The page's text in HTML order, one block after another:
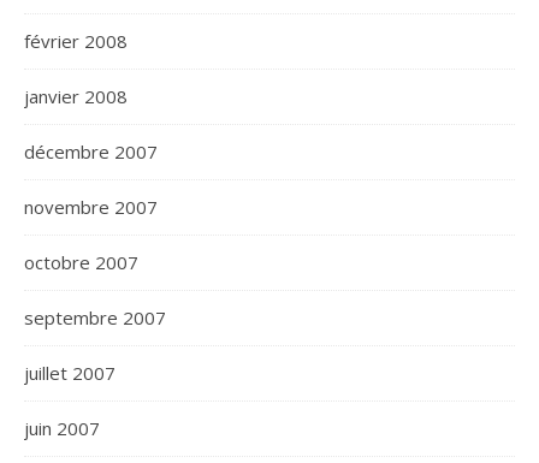
février 2008
janvier 2008
décembre 2007
novembre 2007
octobre 2007
septembre 2007
juillet 2007
juin 2007